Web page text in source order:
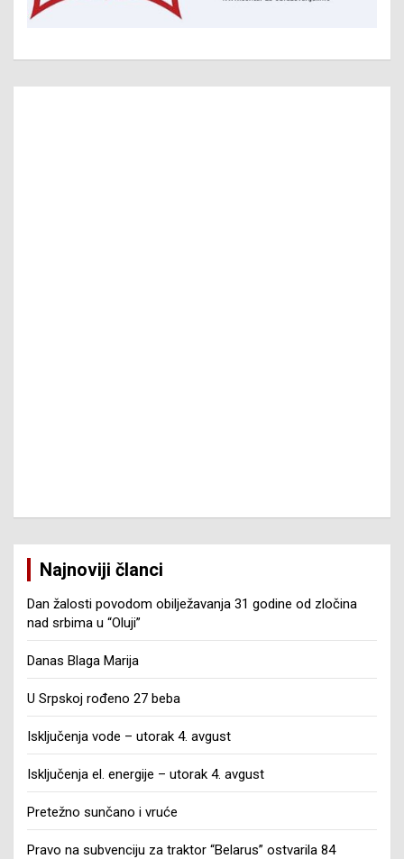
Najnoviji članci
Dan žalosti povodom obilježavanja 31 godine od zločina
nad srbima u “Oluji”
Danas Blaga Marija
U Srpskoj rođeno 27 beba
Isključenja vode – utorak 4. avgust
Isključenja el. energije – utorak 4. avgust
Pretežno sunčano i vruće
Pravo na subvenciju za traktor “Belarus” ostvarila 84